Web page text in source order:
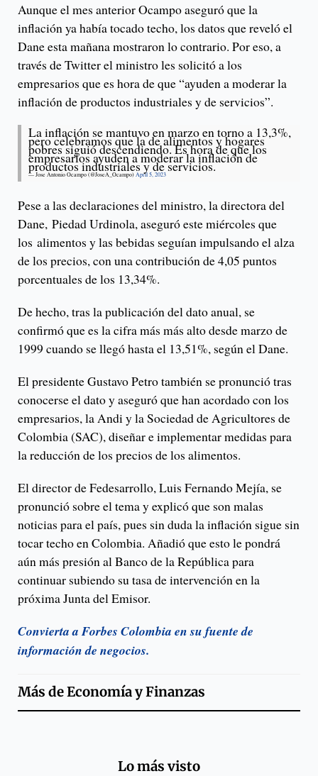
Aunque el mes anterior Ocampo aseguró que la
inflación ya había tocado techo, los datos que reveló el
Dane esta mañana mostraron lo contrario. Por eso, a
través de Twitter el ministro les solicitó a los
empresarios que es hora de que “ayuden a moderar la
inflación de productos industriales y de servicios”.
La inflación se mantuvo en marzo en torno a 13,3%,
pero celebramos que la de alimentos y hogares
pobres siguió descendiendo. Es hora de que los
empresarios ayuden a moderar la inflación de
productos industriales y de servicios.
— Jose Antonio Ocampo (@JoseA_Ocampo) April 5, 2023
Pese a las declaraciones del ministro, la directora del
Dane, Piedad Urdinola, aseguró este miércoles que
los alimentos y las bebidas seguían impulsando el alza
de los precios, con una contribución de 4,05 puntos
porcentuales de los 13,34%.
De hecho, tras la publicación del dato anual, se
confirmó que es la cifra más más alto desde marzo de
1999 cuando se llegó hasta el 13,51%, según el Dane.
El presidente Gustavo Petro también se pronunció tras
conocerse el dato y aseguró que han acordado con los
empresarios, la Andi y la Sociedad de Agricultores de
Colombia (SAC), diseñar e implementar medidas para
la reducción de los precios de los alimentos.
El director de Fedesarrollo, Luis Fernando Mejía, se
pronunció sobre el tema y explicó que son malas
noticias para el país, pues sin duda la inflación sigue sin
tocar techo en Colombia. Añadió que esto le pondrá
aún más presión al Banco de la República para
continuar subiendo su tasa de intervención en la
próxima Junta del Emisor.
Convierta a Forbes Colombia en su fuente de
información de negocios.
Más deEconomía y Finanzas
Lo más visto